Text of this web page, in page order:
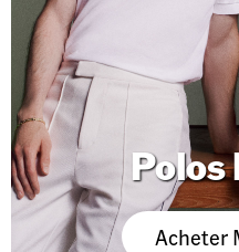
Polos
Acheter